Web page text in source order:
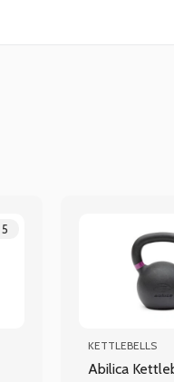
5
KETTLEBELLS
Abilica